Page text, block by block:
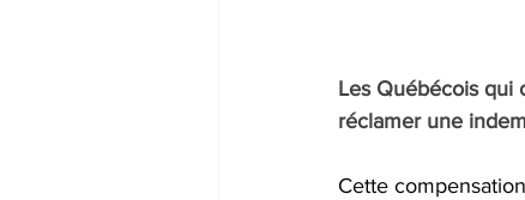
Les Québécois qui
réclamer une
Cette